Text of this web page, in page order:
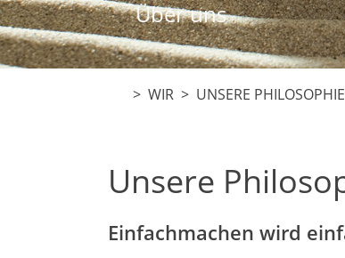
Über uns
> WIR> UNSERE PHILOSOPHIE
Unsere
Einfachmachen wird